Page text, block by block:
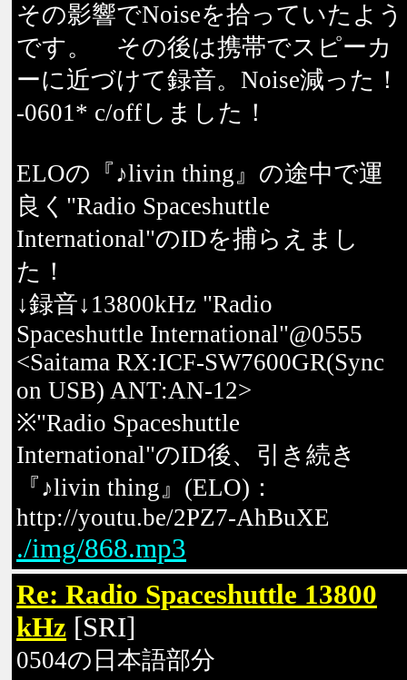
その影響でNoiseを拾っていたよう
です。 その後は携帯でスピーカ
ーに近づけて録音。Noise減った！
-0601* c/offしました！
ELOの『♪livin thing』の途中で運
良く"Radio Spaceshuttle
International"のIDを捕らえまし
た！
↓録音↓13800kHz "Radio
Spaceshuttle International"@0555
<Saitama RX:ICF-SW7600GR(Sync
on USB) ANT:AN-12>
※"Radio Spaceshuttle
International"のID後、引き続き
『♪livin thing』(ELO)：
http://youtu.be/2PZ7-AhBuXE
./img/868.mp3
Re: Radio Spaceshuttle 13800
kHz [SRI]
0504の日本語部分